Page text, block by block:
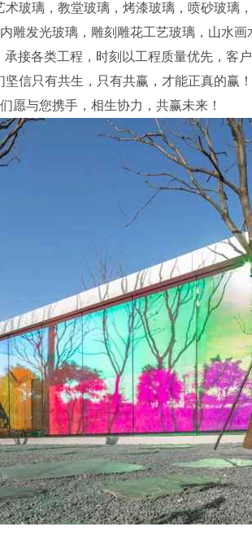
玻璃，教堂玻璃，烤漆玻璃，喷砂玻璃
雕发光玻璃，雕刻雕花工艺玻璃，山水
接各类工程，时刻以工程质量优先，客
信只有共生，只有共赢，才能正真的赢
愿与您携手，相生协力，共赢未来！